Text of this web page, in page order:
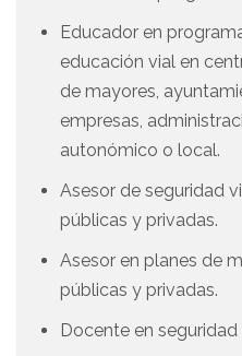
Educador en
educación vial en
de mayores,
empresas,
autonómico o local.
Asesor de seguridad
públicas y privadas.
Asesor en planes de
públicas y privadas.
Docente en seguridad